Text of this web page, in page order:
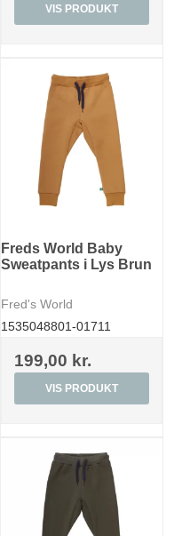
VIS PRODUKT
Freds World Baby
Sweatpants i Lys Brun
Fred's World
1535048801-01711
199,00 kr.
VIS PRODUKT